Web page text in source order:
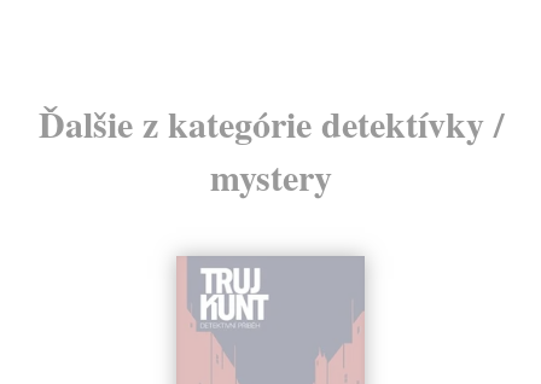
Ďalšie z kategórie detektívky /
mystery